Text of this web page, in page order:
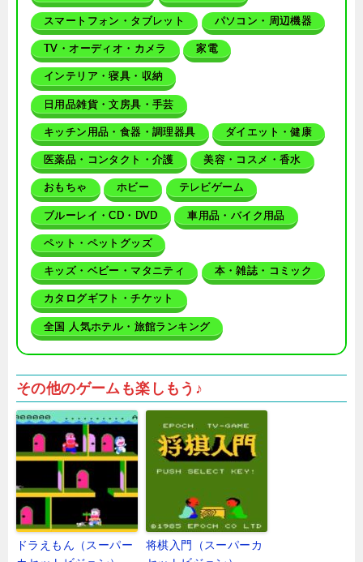
スマートフォン・タブレット パソコン・周辺機器
TV・オーディオ・カメラ 家電
インテリア・寝具・収納
日用品雑貨・文房具・手芸
キッチン用品・食器・調理器具 ダイエット・健康
医薬品・コンタクト・介護 美容・コスメ・香水
おもちゃ ホビー テレビゲーム
ブルーレイ・CD・DVD 車用品・バイク用品
ペット・ペットグッズ
キッズ・ベビー・マタニティ 本・雑誌・コミック
カタログギフト・チケット
全国 人気ホテル・旅館ランキング
その他のゲームも楽しもう♪
ドラえもん（スーパー
将棋入門（スーパーカ